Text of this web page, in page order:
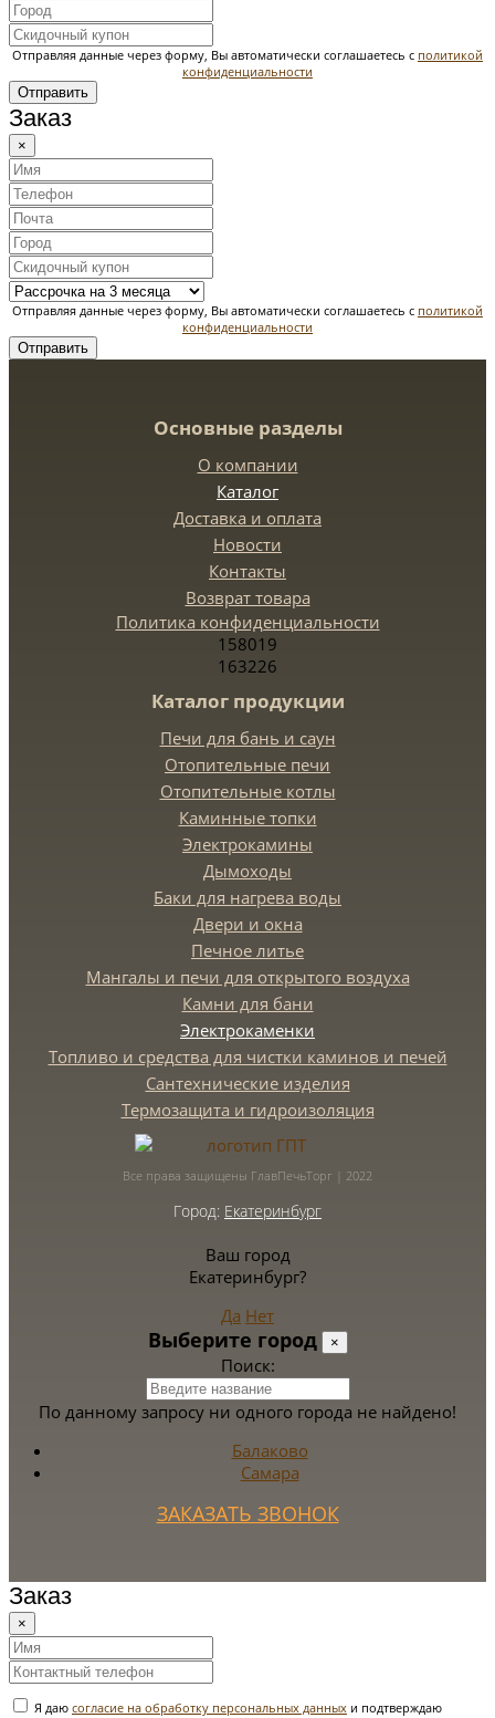
Отправляя данные через форму, Вы автоматически соглашаетесь с политикой
конфиденциальности
Отправить
Заказ
×
Отправляя данные через форму, Вы автоматически соглашаетесь с политикой
конфиденциальности
Отправить
Основные разделы
О компании
Каталог
Доставка и оплата
Новости
Контакты
Возврат товара
Политика конфиденциальности
158019
163226
Каталог продукции
Печи для бань и саун
Отопительные печи
Отопительные котлы
Каминные топки
Электрокамины
Дымоходы
Баки для нагрева воды
Двери и окна
Печное литье
Мангалы и печи для открытого воздуха
Камни для бани
Электрокаменки
Топливо и средства для чистки каминов и печей
Сантехнические изделия
Термозащита и гидроизоляция
Все права защищены ГлавПечьТорг | 2022
Город: Екатеринбург
Ваш город
Екатеринбург?
Да Нет
Выберите город ×
Поиск:
По данному запросу ни одного города не найдено!
Балаково
Самара
ЗАКАЗАТЬ ЗВОНОК
Заказ
×
Я даю согласие на обработку персональных данных и подтверждаю